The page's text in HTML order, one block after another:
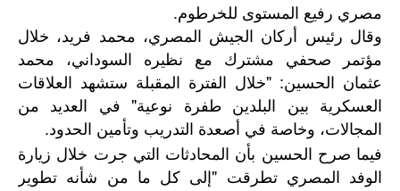
مصري رفيع المستوى للخرطوم.
وقال رئيس أركان الجيش المصري، محمد فريد، خلال
مؤتمر صحفي مشترك مع نظيره السوداني، محمد
عثمان الحسين: "خلال الفترة المقبلة ستشهد العلاقات
العسكرية بين البلدين طفرة نوعية" في العديد من
المجالات، وخاصة في أصعدة التدريب وتأمين الحدود.
فيما صرح الحسين بأن المحادثات التي جرت خلال زيارة
الوفد المصري تطرقت "إلى كل ما من شأنه تطوير